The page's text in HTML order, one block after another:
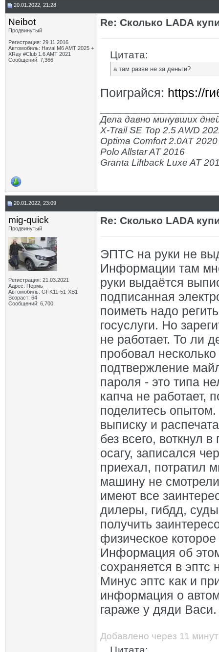
20.01.2022, 21:28
Neibot
Продвинутый
Регистрация: 29.11.2016
Автомобиль: Haval M6 AMT 2025 +
XRay #Club 1.6 AMT 2021
Сообщений: 7,366
Re: Сколько LADA
Цитата:
а там разве не за деньги?
Поиграйся: https://
Дела давно минувших
X-Trail SE Top 2.5 AWD
Optima Comfort 2.0AT 2020
Polo Allstar AT 2016
Granta Liftback Luxe AT
20.01.2022, 23:09
mig-quick
Продвинутый
Регистрация: 21.03.2021
Адрес: Пермь
Автомобиль: GFK11-51-ХВ1
Возраст: 64
Сообщений: 6,700
Re: Сколько LADA
ЭПТС на руки не
Информации там
руки выдаётся
подписанная
поиметь надо
госуслуги. Но
не работает. То ли
пробовал
подтвержление
пароля - это типа
капча не работает,
поделитесь
выписку и
без всего, воткнул
осагу, записался
приехал, потратил
машину не
имеют все
дилеры, гибдд,
получить
физическое
Информация об
сохраняется в эптс
Минус эптс как и
информация о
гараже у дяди Васи.
Добавлено через 11 минут